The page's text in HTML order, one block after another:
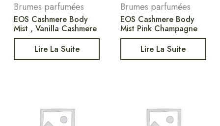
Brumes parfumées
EOS Cashmere Body
Mist , Vanilla Cashmere
Lire La Suite
Brumes parfumées
EOS Cashmere Body
Mist Pink Champagne
Lire La Suite